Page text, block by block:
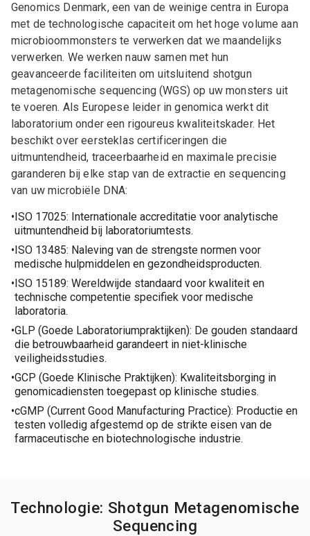
Genomics Denmark, een van de weinige centra in Europa
met de technologische capaciteit om het hoge volume aan
microbioommonsters te verwerken dat we maandelijks
verwerken. We werken nauw samen met hun
geavanceerde faciliteiten om uitsluitend shotgun
metagenomische sequencing (WGS) op uw monsters uit
te voeren. Als Europese leider in genomica werkt dit
laboratorium onder een rigoureus kwaliteitskader. Het
beschikt over eersteklas certificeringen die
uitmuntendheid, traceerbaarheid en maximale precisie
garanderen bij elke stap van de extractie en sequencing
van uw microbiële DNA:
ISO 17025: Internationale accreditatie voor analytische
uitmuntendheid bij laboratoriumtests.
ISO 13485: Naleving van de strengste normen voor
medische hulpmiddelen en gezondheidsproducten.
ISO 15189: Wereldwijde standaard voor kwaliteit en
technische competentie specifiek voor medische
laboratoria.
GLP (Goede Laboratoriumpraktijken): De gouden standaard
die betrouwbaarheid garandeert in niet-klinische
veiligheidsstudies.
GCP (Goede Klinische Praktijken): Kwaliteitsborging in
genomicadiensten toegepast op klinische studies.
cGMP (Current Good Manufacturing Practice): Productie en
testen volledig afgestemd op de strikte eisen van de
farmaceutische en biotechnologische industrie.
Technologie: Shotgun Metagenomische
Sequencing